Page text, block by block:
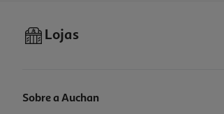
Lojas
Sobre a Auchan